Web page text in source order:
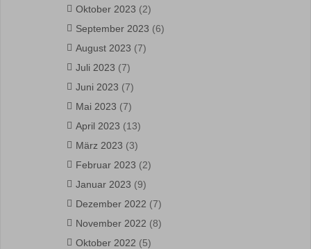
Oktober 2023 (2)
September 2023 (6)
August 2023 (7)
Juli 2023 (7)
Juni 2023 (7)
Mai 2023 (7)
April 2023 (13)
März 2023 (3)
Februar 2023 (2)
Januar 2023 (9)
Dezember 2022 (7)
November 2022 (8)
Oktober 2022 (5)